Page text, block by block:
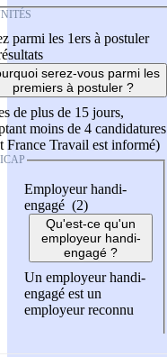
parmi les 1ers à postuler
serez-vous parmi les
premiers à postuler ?
de plus de 15 jours,
moins de 4 candidatures
France Travail est informé)
Employeur handi-
engagé (2)
Qu'est-ce qu'un
employeur handi-
engagé ?
Un employeur handi-
engagé est un
employeur reconnu